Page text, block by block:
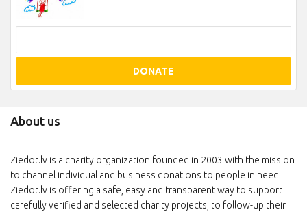
DONATE
About us
Ziedot.lv is a charity organization founded in 2003 with the mission
to channel individual and business donations to people in need.
Ziedot.lv is offering a safe, easy and transparent way to support
carefully verified and selected charity projects, to follow-up their